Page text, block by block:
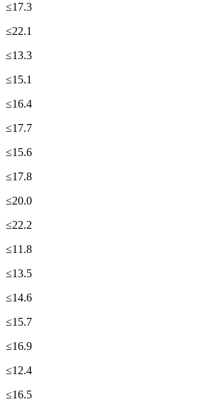
≤17.3
≤22.1
≤13.3
≤15.1
≤16.4
≤17.7
≤15.6
≤17.8
≤20.0
≤22.2
≤11.8
≤13.5
≤14.6
≤15.7
≤16.9
≤12.4
≤16.5